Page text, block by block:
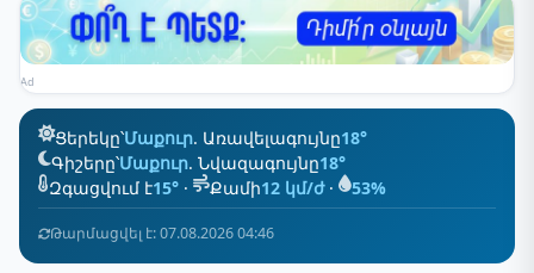
Ad
Ցերեկը՝Մաքուր. Առավելագույնը18°
Գիշերը՝Մաքուր. Նվազագույնը18°
Զգացվում է15° · Քամի12 կմ/ժ· 53%
Թարմացվել է: 07.08.2026 04:46